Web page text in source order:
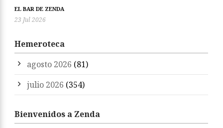
EL BAR DE ZENDA
23 Jul 2026
Hemeroteca
agosto 2026 (81)
julio 2026 (354)
Bienvenidos a Zenda